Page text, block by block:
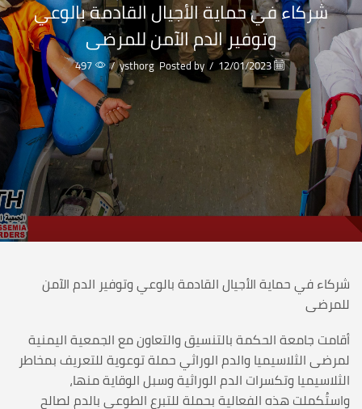
شركاء في حماية الأجيال القادمة بالوعي
وتوفير الدم الآمن للمرضى
12/01/2023
/
Posted by
ysthorg
/
497
شركاء في حماية الأجيال القادمة بالوعي وتوفير الدم الآمن
للمرضى
أقامت جامعة الحكمة بالتنسيق والتعاون مع الجمعية اليمنية
لمرضى الثلاسيميا والدم الوراثي حملة توعوية للتعريف بمخاطر
الثلاسيميا وتكسرات الدم الوراثية وسبل الوقاية منها،
واستُكملت هذه الفعالية بحملة للتبرع الطوعي بالدم لصالح